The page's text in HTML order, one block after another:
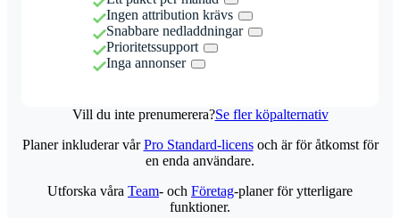
Ingen attribution krävs
Snabbare nedladdningar
Prioritetssupport
Inga annonser
Vill du inte prenumerera?Se fler köpalternativ
Planer inkluderar vårPro Standard-licensoch är för åtkomst för
en enda användare.
Utforska våra Team- och Företag-planer för ytterligare
funktioner.